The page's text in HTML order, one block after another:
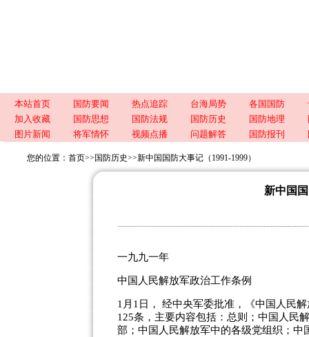
本站首页 国防要闻 热点追踪 台海局势 各国国防
加入收藏
国防思想 国防法规 国防历史 国防地理
图片新闻
将军情怀 视频点播 问题解答 国防报刊
您的位置： 首页>> 国防历史>>新中国国防大事记（1991-1999）
新中国
一九九一年
中国人民解放军政治工作条例
1月1日， 经中央军委批准，《中国人民
125条，主要内容包括：总则；中国人民
部；中国人民解放军中的各级党组织；